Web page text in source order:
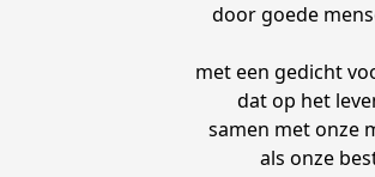
door goede
met een gedicht
dat op het
samen met onze
als onze